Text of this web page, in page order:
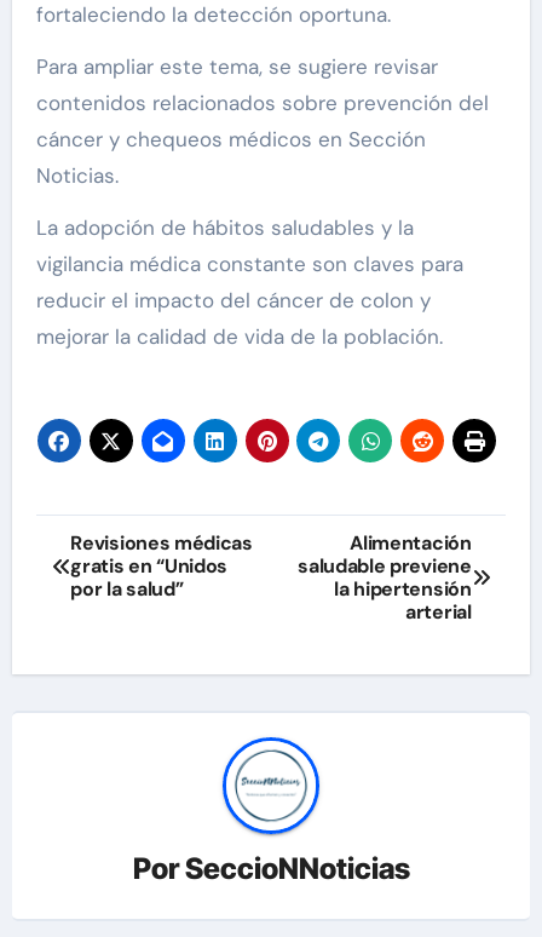
fortaleciendo la detección oportuna.
Para ampliar este tema, se sugiere revisar
contenidos relacionados sobre prevención del
cáncer y chequeos médicos en Sección
Noticias.
La adopción de hábitos saludables y la
vigilancia médica constante son claves para
reducir el impacto del cáncer de colon y
mejorar la calidad de vida de la población.
Navegación
de
Revisiones médicas
gratis en “Unidos
por la salud”
Alimentación
saludable previene
la hipertensión
arterial
PorSeccioNNoticias